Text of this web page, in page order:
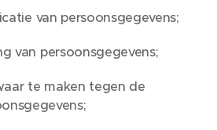
van persoonsgegevens;
van persoonsgegevens;
te maken tegen de